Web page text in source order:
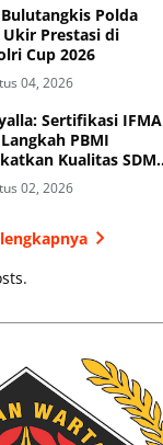
Polda
Ukir Prestasi di
Cup 2026
04, 2026
Sertifikasi IFMA
PBMI
Kualitas SDM
02, 2026